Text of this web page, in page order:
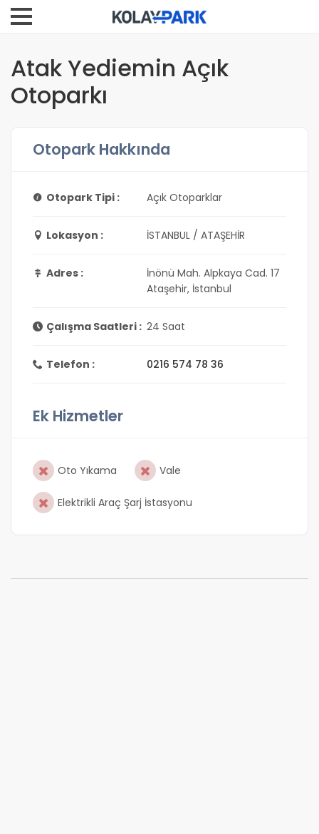
Atak Yediemin Açık
Otoparkı
Otopark Hakkında
Otopark Tipi : Açık Otoparklar
Lokasyon : İSTANBUL / ATAŞEHİR
Adres :
İnönü Mah. Alpkaya Cad. 17
Ataşehir, İstanbul
Çalışma Saatleri : 24 Saat
Telefon : 0216 574 78 36
Ek Hizmetler
Oto Yıkama Vale
Elektrikli Araç Şarj İstasyonu